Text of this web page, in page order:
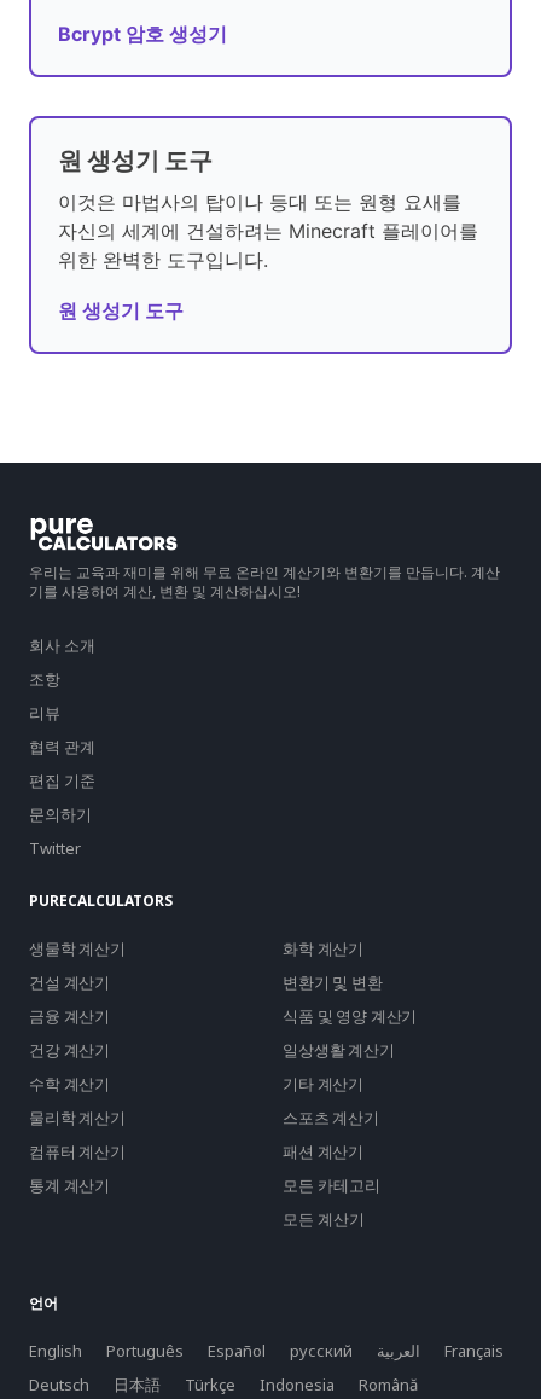
Bcrypt 암호 생성기
원 생성기 도구
이것은 마법사의 탑이나 등대 또는 원형 요새를
자신의 세계에 건설하려는 Minecraft 플레이어를
위한 완벽한 도구입니다.
원 생성기 도구
우리는 교육과 재미를 위해 무료 온라인 계산기와 변환기를 만듭니다. 계산
기를 사용하여 계산, 변환 및 계산하십시오!
회사 소개
조항
리뷰
협력 관계
편집 기준
문의하기
Twitter
PURECALCULATORS
생물학 계산기
화학 계산기
건설 계산기
변환기 및 변환
금융 계산기
식품 및 영양 계산기
건강 계산기
일상생활 계산기
수학 계산기
기타 계산기
물리학 계산기
스포츠 계산기
컴퓨터 계산기
패션 계산기
통계 계산기
모든 카테고리
모든 계산기
언어
English Português Español русский العربية
Français
Deutsch
日本語 Türkçe Indonesia Română